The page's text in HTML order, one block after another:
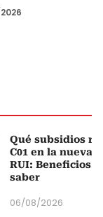
Qué subsidios
C01 en la nueva
RUI: Beneficios
saber
06/08/2026